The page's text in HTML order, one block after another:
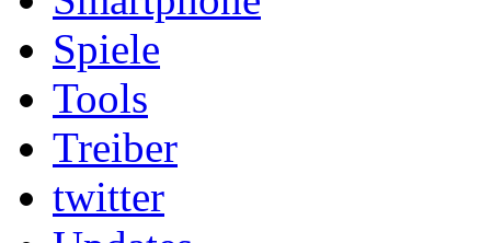
Spiele
Tools
Treiber
twitter